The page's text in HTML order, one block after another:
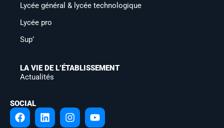
Lycée général & lycée technologique
Lycée pro
Sup’
LA VIE DE L’ÉTABLISSEMENT
Actualités
SOCIAL